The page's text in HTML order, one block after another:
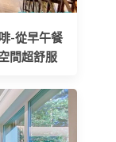
-從早午餐
間超舒服